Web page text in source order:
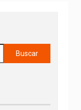
Buscar